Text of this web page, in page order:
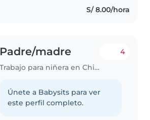
S/ 8.00/hora
Padre/madre
Trabajo para niñera en Chiclayo
4
Únete a Babysits para ver
este perfil completo.